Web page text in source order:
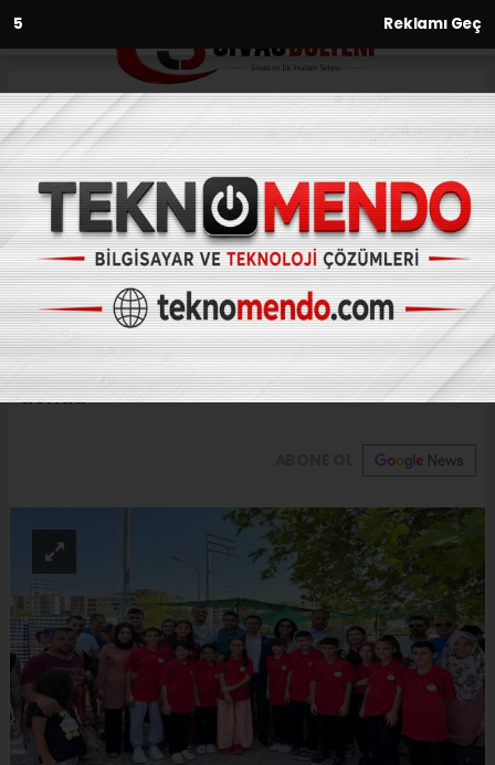
3 Reklamı Geç
Anasayfa Spor
Bayraklılı sporcular Sivas’tan
dereceyle döndü
SPOR
(İHA) - İhlas Haber Ajansı | 31.07.2024 - 12:34, Güncelleme: 31.07.2024
- 12:08
Bayraklılı sporcular Sivas’tan dereceyle
döndü